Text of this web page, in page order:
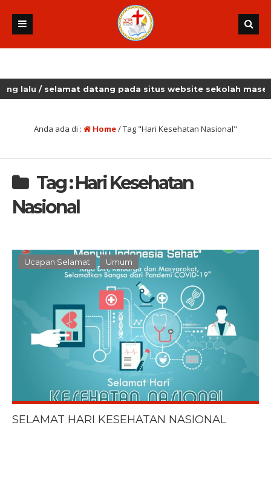
/ selamat datang pada situs website sekolah masehi
Anda ada di : Home/Tag "Hari Kesehatan Nasional"
Tag : Hari Kesehatan
Nasional
Ucapan Selamat Umum
SELAMAT HARI KESEHATAN NASIONAL